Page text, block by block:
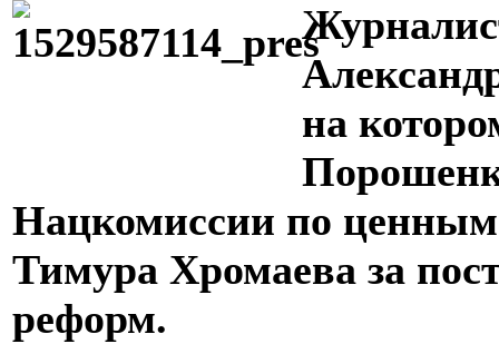
на
Нацкомиссии по
Тимура Хромаева за
реформ.